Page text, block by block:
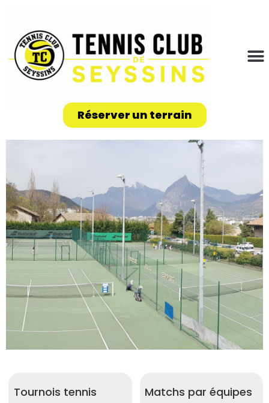
Réserver un terrain
Tournois tennis Matchs par équipes